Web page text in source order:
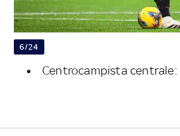
6/24
Centrocampista centrale: